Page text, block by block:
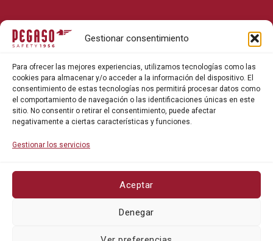
Gestionar consentimiento
Para ofrecer las mejores experiencias, utilizamos tecnologías como las
cookies para almacenar y/o acceder a la información del dispositivo. El
consentimiento de estas tecnologías nos permitirá procesar datos como
el comportamiento de navegación o las identificaciones únicas en este
sitio. No consentir o retirar el consentimiento, puede afectar
negativamente a ciertas características y funciones.
Gestionar los servicios
Aceptar
Denegar
Sobre Pegaso Safety
Blog
Política de cookies